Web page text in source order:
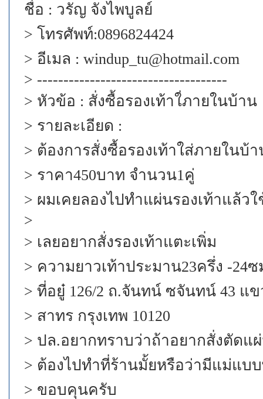
ชื่อ : วรัญ จังไพบูลย์
> โทรศัพท์:0896824424
> อีเมล : windup_tu@hotmail.com
> ------------------------------------
> หัวข้อ : สั่งซื้อรองเท้าใ่ภายในบ้าน
> รายละเอียด :
> ต้องการสั่งซื้อรองเท้าใส่ภายในบ้
> ราคา450บาท จำนวน1คู่
> ผมเคยลองไปทำแผ่นรองเท้าแล้
>
> เลยอยากสั่งรองเท้าแตะเพิ่ม
> ความยาวเท้าประมาน23ครึ่ง -24
> ที่อยู๋ 126/2 ถ.จันทน์ ซจันทน์ 43 แ
> สาทร กรุงเทพ 10120
> ปล.อยากทราบว่าถ้าอยากสั่งตัดแผ่
> ต้องไปทำที่ร้านมั้ยหรือว่ามีแม่แบ
> ขอบคุนครับ